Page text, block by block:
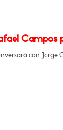
Campos
con Jorge